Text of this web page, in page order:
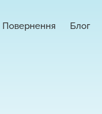
Повернення Блог